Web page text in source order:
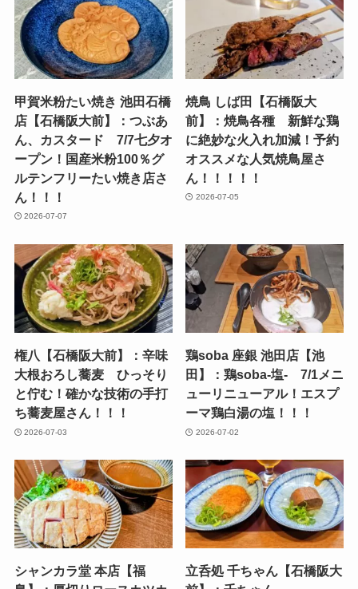
甲賀米粉たい焼き 池田石橋
店【石橋阪大前】：つぶあ
ん、カスタード 7/7七夕オ
ープン！国産米粉100％グ
ルテンフリーたい焼き店さ
ん！！！
2026-07-07
焼鳥 しば田【石橋阪大
前】：焼鳥各種 新鮮な鶏
に絶妙な火入れ加減！予約
オススメな人気焼鳥屋さ
ん！！！！！
2026-07-05
権八【石橋阪大前】：辛味
大根おろし蕎麦 ひっそり
と佇む！確かな技術の手打
ち蕎麦屋さん！！！
2026-07-03
鶏soba 座銀 池田店【池
田】：鶏soba-塩- 7/1メニ
ューリニューアル！エスプ
ーマ鶏白湯の塩！！！
2026-07-02
シャンカラ堂 本店【福
立呑処 千ちゃん【石橋阪大